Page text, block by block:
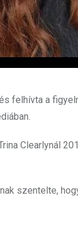
felhívta a
Clearlynál
szentelte,